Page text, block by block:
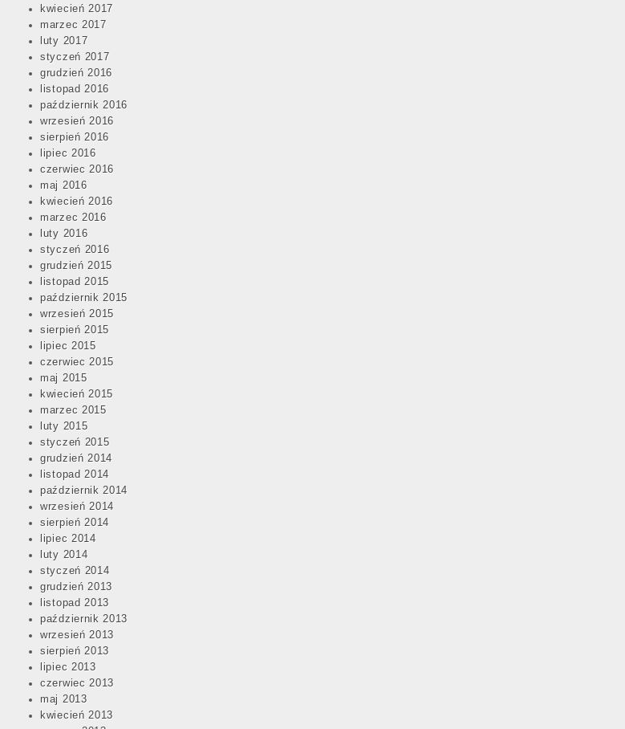
kwiecień 2017
marzec 2017
luty 2017
styczeń 2017
grudzień 2016
listopad 2016
październik 2016
wrzesień 2016
sierpień 2016
lipiec 2016
czerwiec 2016
maj 2016
kwiecień 2016
marzec 2016
luty 2016
styczeń 2016
grudzień 2015
listopad 2015
październik 2015
wrzesień 2015
sierpień 2015
lipiec 2015
czerwiec 2015
maj 2015
kwiecień 2015
marzec 2015
luty 2015
styczeń 2015
grudzień 2014
listopad 2014
październik 2014
wrzesień 2014
sierpień 2014
lipiec 2014
luty 2014
styczeń 2014
grudzień 2013
listopad 2013
październik 2013
wrzesień 2013
sierpień 2013
lipiec 2013
czerwiec 2013
maj 2013
kwiecień 2013